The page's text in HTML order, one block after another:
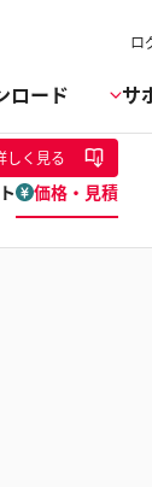
ロ
ロード サ
しく見る
価格・見積